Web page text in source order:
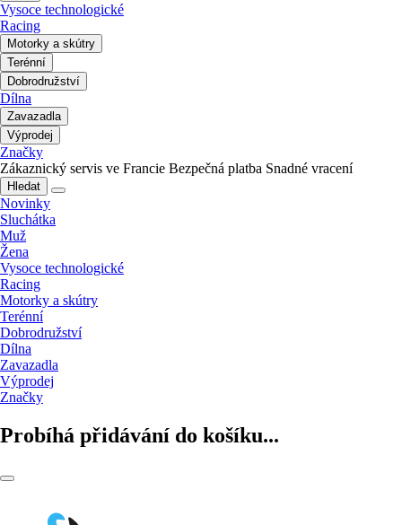
Vysoce technologické
Racing
Motorky a skútry
Terénní
Dobrodružství
Dílna
Zavazadla
Výprodej
Značky
Zákaznický servis ve Francie Bezpečná platba Snadné vracení
Hledat
Novinky
Sluchátka
Muž
Žena
Vysoce technologické
Racing
Motorky a skútry
Terénní
Dobrodružství
Dílna
Zavazadla
Výprodej
Značky
Probíhá přidávání do košíku...